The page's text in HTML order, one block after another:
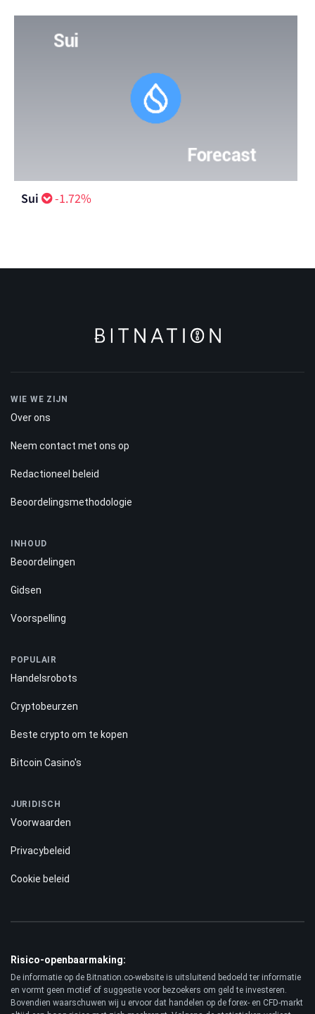
Sui -1.72%
WIE WE ZIJN
Over ons
Neem contact met ons op
Redactioneel beleid
Beoordelingsmethodologie
INHOUD
Beoordelingen
Gidsen
Voorspelling
POPULAIR
Handelsrobots
Cryptobeurzen
Beste crypto om te kopen
Bitcoin Casino's
JURIDISCH
Voorwaarden
Privacybeleid
Cookie beleid
Risico-openbaarmaking:
De informatie op de Bitnation.co-website is uitsluitend bedoeld ter informatie
en vormt geen motief of suggestie voor bezoekers om geld te investeren.
Bovendien waarschuwen wij u ervoor dat handelen op de forex- en CFD-markt